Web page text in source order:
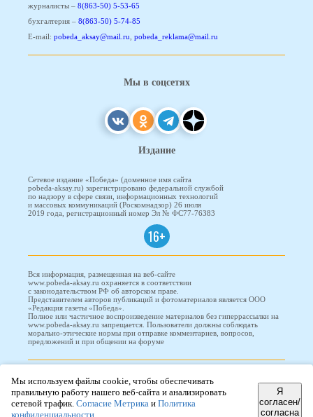
журналисты – 8(863-50) 5-53-65
бухгалтерия – 8(863-50) 5-74-85
E-mail: pobeda_aksay@mail.ru pobeda_reklama@mail.ru
Мы в соцсетях
Издание
Сетевое издание «Победа» (доменное имя сайта
pobeda-aksay.ru) зарегистрировано федеральной службой
по надзору в сфере связи, информационных технологий
и массовых коммуникаций (Роскомнадзор) 26 июля
2019 года, регистрационный номер Эл № ФС77-76383
16+
Вся информация, размещенная на веб-сайте
www.pobeda-aksay.ru охраняется в соответствии
с законодательством РФ об авторском праве.
Представителем авторов публикаций и фотоматериалов является ООО
«Редакция газеты «Победа».
Полное или частичное воспроизведение материалов без гиперрассылки на
www.pobeda-aksay.ru запрещается. Пользователи должны соблюдать
морально-этические нормы при отправке комментариев, вопросов,
предложений и при общении на форуме
ПОБЕДА © 2010-2026
ООО "Проводник"
Мы используем файлы cookie, чтобы обеспечивать
правильную работу нашего веб-сайта и анализировать
сетевой трафик. Согласие Метрика и Политика
конфиденциальности
Я
согласен/
согласна